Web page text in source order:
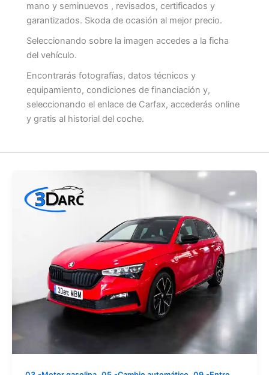
mano y seminuevos , revisados, certificados y
garantizados. Skoda de ocasión al mejor precio.
Seleccionando sobre la imagen accedes a la ficha
del vehículo.
Encontrarás fotografías, datos técnicos y
equipamiento, condiciones de financiación y,
seleccionando el enlace de Carfax, accederás online
y gratis al historial del coche.